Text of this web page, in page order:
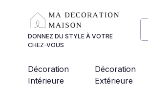
DONNEZ DU STYLE À VOTRE
CHEZ-VOUS
Décoration
Intérieure
Décoration
Extérieure